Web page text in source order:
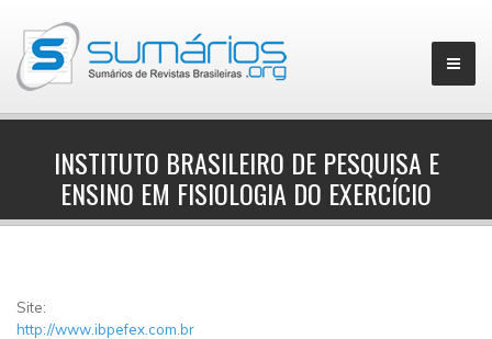
INSTITUTO BRASILEIRO DE PESQUISA E
ENSINO EM FISIOLOGIA DO EXERCÍCIO
Site:
http://www.ibpefex.com.br